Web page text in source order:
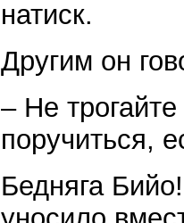
натиск.
Другим он
– Не трогайте
поручиться,
Бедняга